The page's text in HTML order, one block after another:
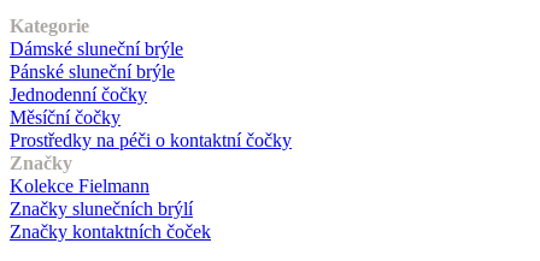
Kategorie
Dámské sluneční brýle
Pánské sluneční brýle
Jednodenní čočky
Měsíční čočky
Prostředky na péči o kontaktní čočky
Značky
Kolekce Fielmann
Značky slunečních brýlí
Značky kontaktních čoček